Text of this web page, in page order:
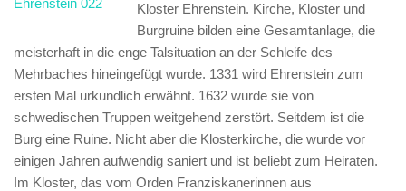
Kloster Ehrenstein. Kirche, Kloster und
Burgruine bilden eine Gesamtanlage, die
meisterhaft in die enge Talsituation an der Schleife des
Mehrbaches hineingefügt wurde. 1331 wird Ehrenstein zum
ersten Mal urkundlich erwähnt. 1632 wurde sie von
schwedischen Truppen weitgehend zerstört. Seitdem ist die
Burg eine Ruine. Nicht aber die Klosterkirche, die wurde vor
einigen Jahren aufwendig saniert und ist beliebt zum Heiraten.
Im Kloster, das vom Orden Franziskanerinnen aus